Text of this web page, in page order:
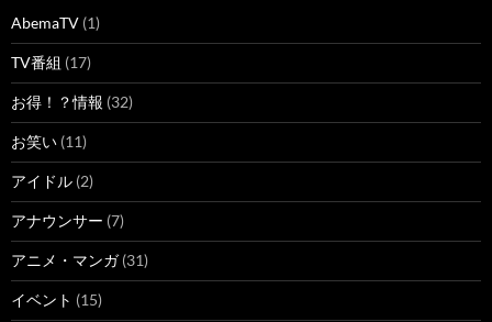
AbemaTV (1)
TV番組 (17)
お得！？情報 (32)
お笑い (11)
アイドル (2)
アナウンサー (7)
アニメ・マンガ(31)
イベント (15)